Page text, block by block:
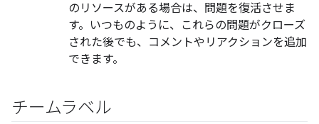
のリソースがある場合は、問題を復活させま
す。いつものように、これらの問題がクローズ
された後でも、コメントやリアクションを追加
できます。
チームラベル